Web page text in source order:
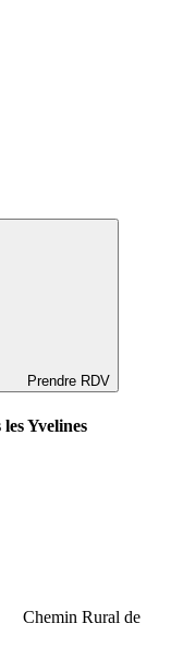
Prendre RDV
Yvelines
Chemin Rural de